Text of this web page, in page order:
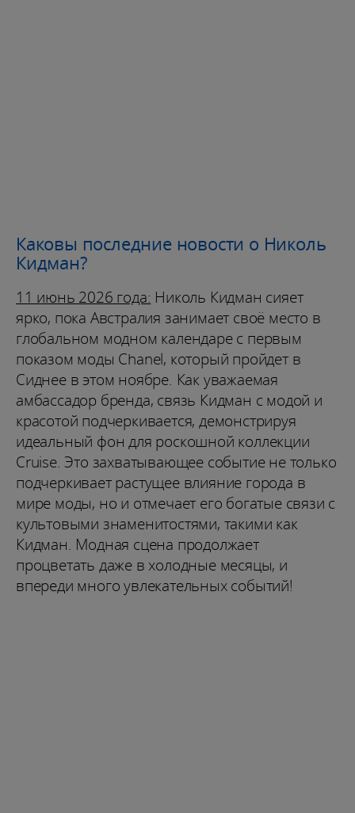
Каковы последние новости о Николь
Кидман?
11 июнь 2026 года: Николь Кидман сияет
ярко, пока Австралия занимает своё место в
глобальном модном календаре с первым
показом моды Chanel, который пройдет в
Сиднее в этом ноябре. Как уважаемая
амбассадор бренда, связь Кидман с модой и
красотой подчеркивается, демонстрируя
идеальный фон для роскошной коллекции
Cruise. Это захватывающее событие не только
подчеркивает растущее влияние города в
мире моды, но и отмечает его богатые связи с
культовыми знаменитостями, такими как
Кидман. Модная сцена продолжает
процветать даже в холодные месяцы, и
впереди много увлекательных событий!